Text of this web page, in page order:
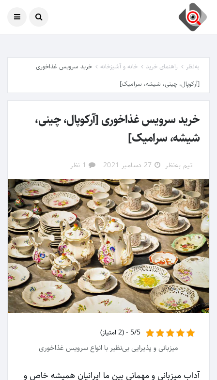
به‌نظر راهنمای خرید خانه و آشپزخانه
خرید سرویس غذاخوری
[آرکوپال، چینی، شیشه، سرامیک]
خرید سرویس غذاخوری [آرکوپال، چینی،
شیشه، سرامیک]
تیم به‌نظر 27 دسامبر 2021 1 نظر
5/5 - (2 امتیاز)
میزبانی و پذیرایی بی‌نظیر با انواع سرویس غذاخوری
آداب میزبانی و مهمانی بین ما ایرانیان همیشه خاص و